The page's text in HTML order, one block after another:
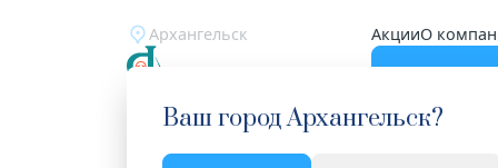
Архангельск АкцииО
Ваш городАрхангельск?